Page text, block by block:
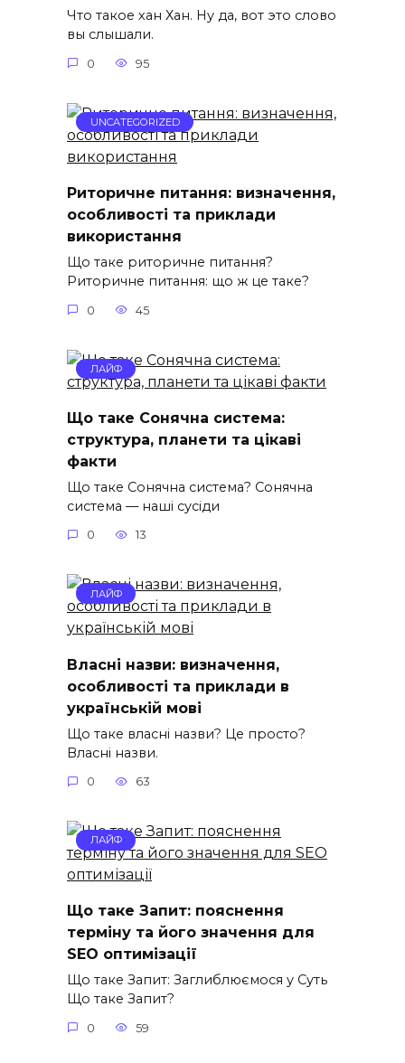
Что такое хан Хан. Ну да, вот это слово
вы слышали.
0 95
UNCATEGORIZED
Риторичне питання: визначення,
особливості та приклади
використання
Що таке риторичне питання?
Риторичне питання: що ж це таке?
0 45
ЛАЙФ
Що таке Сонячна система:
структура, планети та цікаві
факти
Що таке Сонячна система? Сонячна
система — наші сусіди
0 13
ЛАЙФ
Власні назви: визначення,
особливості та приклади в
українській мові
Що таке власні назви? Це просто?
Власні назви.
0 63
ЛАЙФ
Що таке Запит: пояснення
терміну та його значення для
SEO оптимізації
Що таке Запит: Заглиблюємося у Суть
Що таке Запит?
0 59